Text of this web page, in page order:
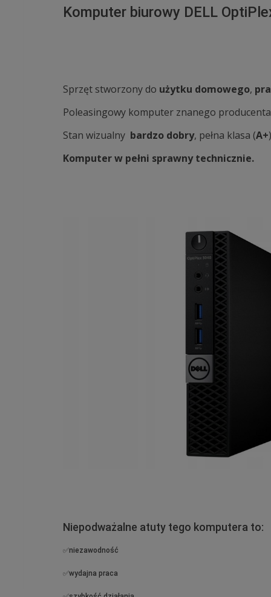
Komputer biurowy DELL
Sprzęt stworzony do użytku domowego,
Poleasingowy komputer znanego
Stan wizualny bardzo dobry, pełna klasa (A+
Komputer w pełni sprawny technicznie.
Niepodważalne atuty tego komputera to:
✅niezawodność
✅wydajna praca